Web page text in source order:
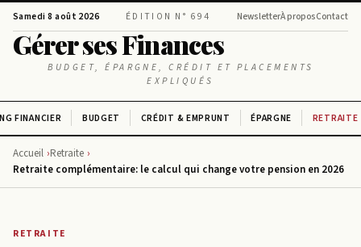
Samedi 8 août 2026 ÉDITION N° 694 NewsletterÀ proposContact
Gérer ses Finances
BUDGET, ÉPARGNE, CRÉDIT ET PLACEMENTS
EXPLIQUÉS
FINANCIER BUDGET CRÉDIT & EMPRUNT ÉPARGNE RETRAITE
Accueil Retraite
Retraite complémentaire: le calcul qui change votre pension en 2026
RETRAITE